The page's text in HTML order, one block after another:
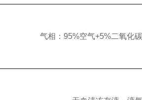
气相：95%空气+5%二氧化